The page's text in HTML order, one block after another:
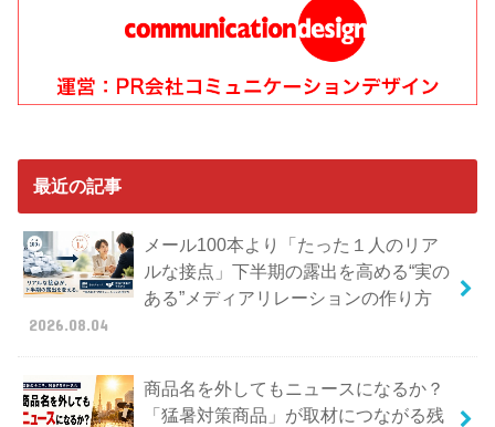
最近の記事
メール100本より「たった１人のリア
ルな接点」下半期の露出を高める“実の
ある”メディアリレーションの作り方
2026.08.04
商品名を外してもニュースになるか？
「猛暑対策商品」が取材につながる残